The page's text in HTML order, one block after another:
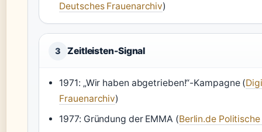
Deutsches Frauenarchiv)
3 Zeitleisten-Signal
1971: „Wir haben abgetrieben!“-Kampagne (
Frauenarchiv)
1977: Gründung der EMMA (Berlin.de